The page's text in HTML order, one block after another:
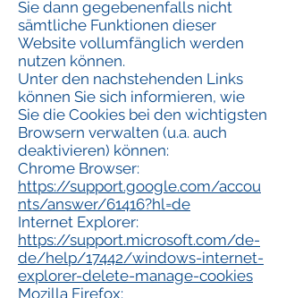
Sie dann gegebenenfalls nicht
sämtliche Funktionen dieser
Website vollumfänglich werden
nutzen können.
Unter den nachstehenden Links
können Sie sich informieren, wie
Sie die Cookies bei den wichtigsten
Browsern verwalten (u.a. auch
deaktivieren) können:
Chrome Browser:
https://support.google.com/accou
nts/answer/61416?hl=de
Internet Explorer:
https://support.microsoft.com/de-
de/help/17442/windows-internet-
explorer-delete-manage-cookies
Mozilla Firefox: